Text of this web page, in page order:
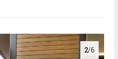
2/6